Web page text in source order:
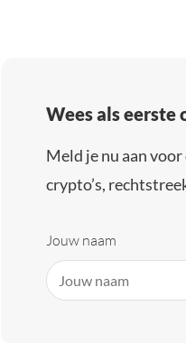
Wees als eerste
Meld je nu aan
crypto’s,
Jouw naam